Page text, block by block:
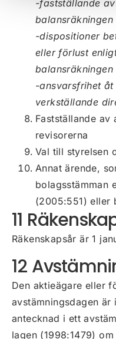
-fastställande
balansräkningen
-dispositioner
eller förlust
balansräkningen
-ansvarsfrihet
verkställande
Fastställande
revisorerna
Val till styrelsen
Annat ärende,
bolagsstämman
(2005:551) eller
11
Räkenskapsår är 1
12
Den aktieägare eller
avstämningsdagen
antecknad i ett
lagen (1998:1479)